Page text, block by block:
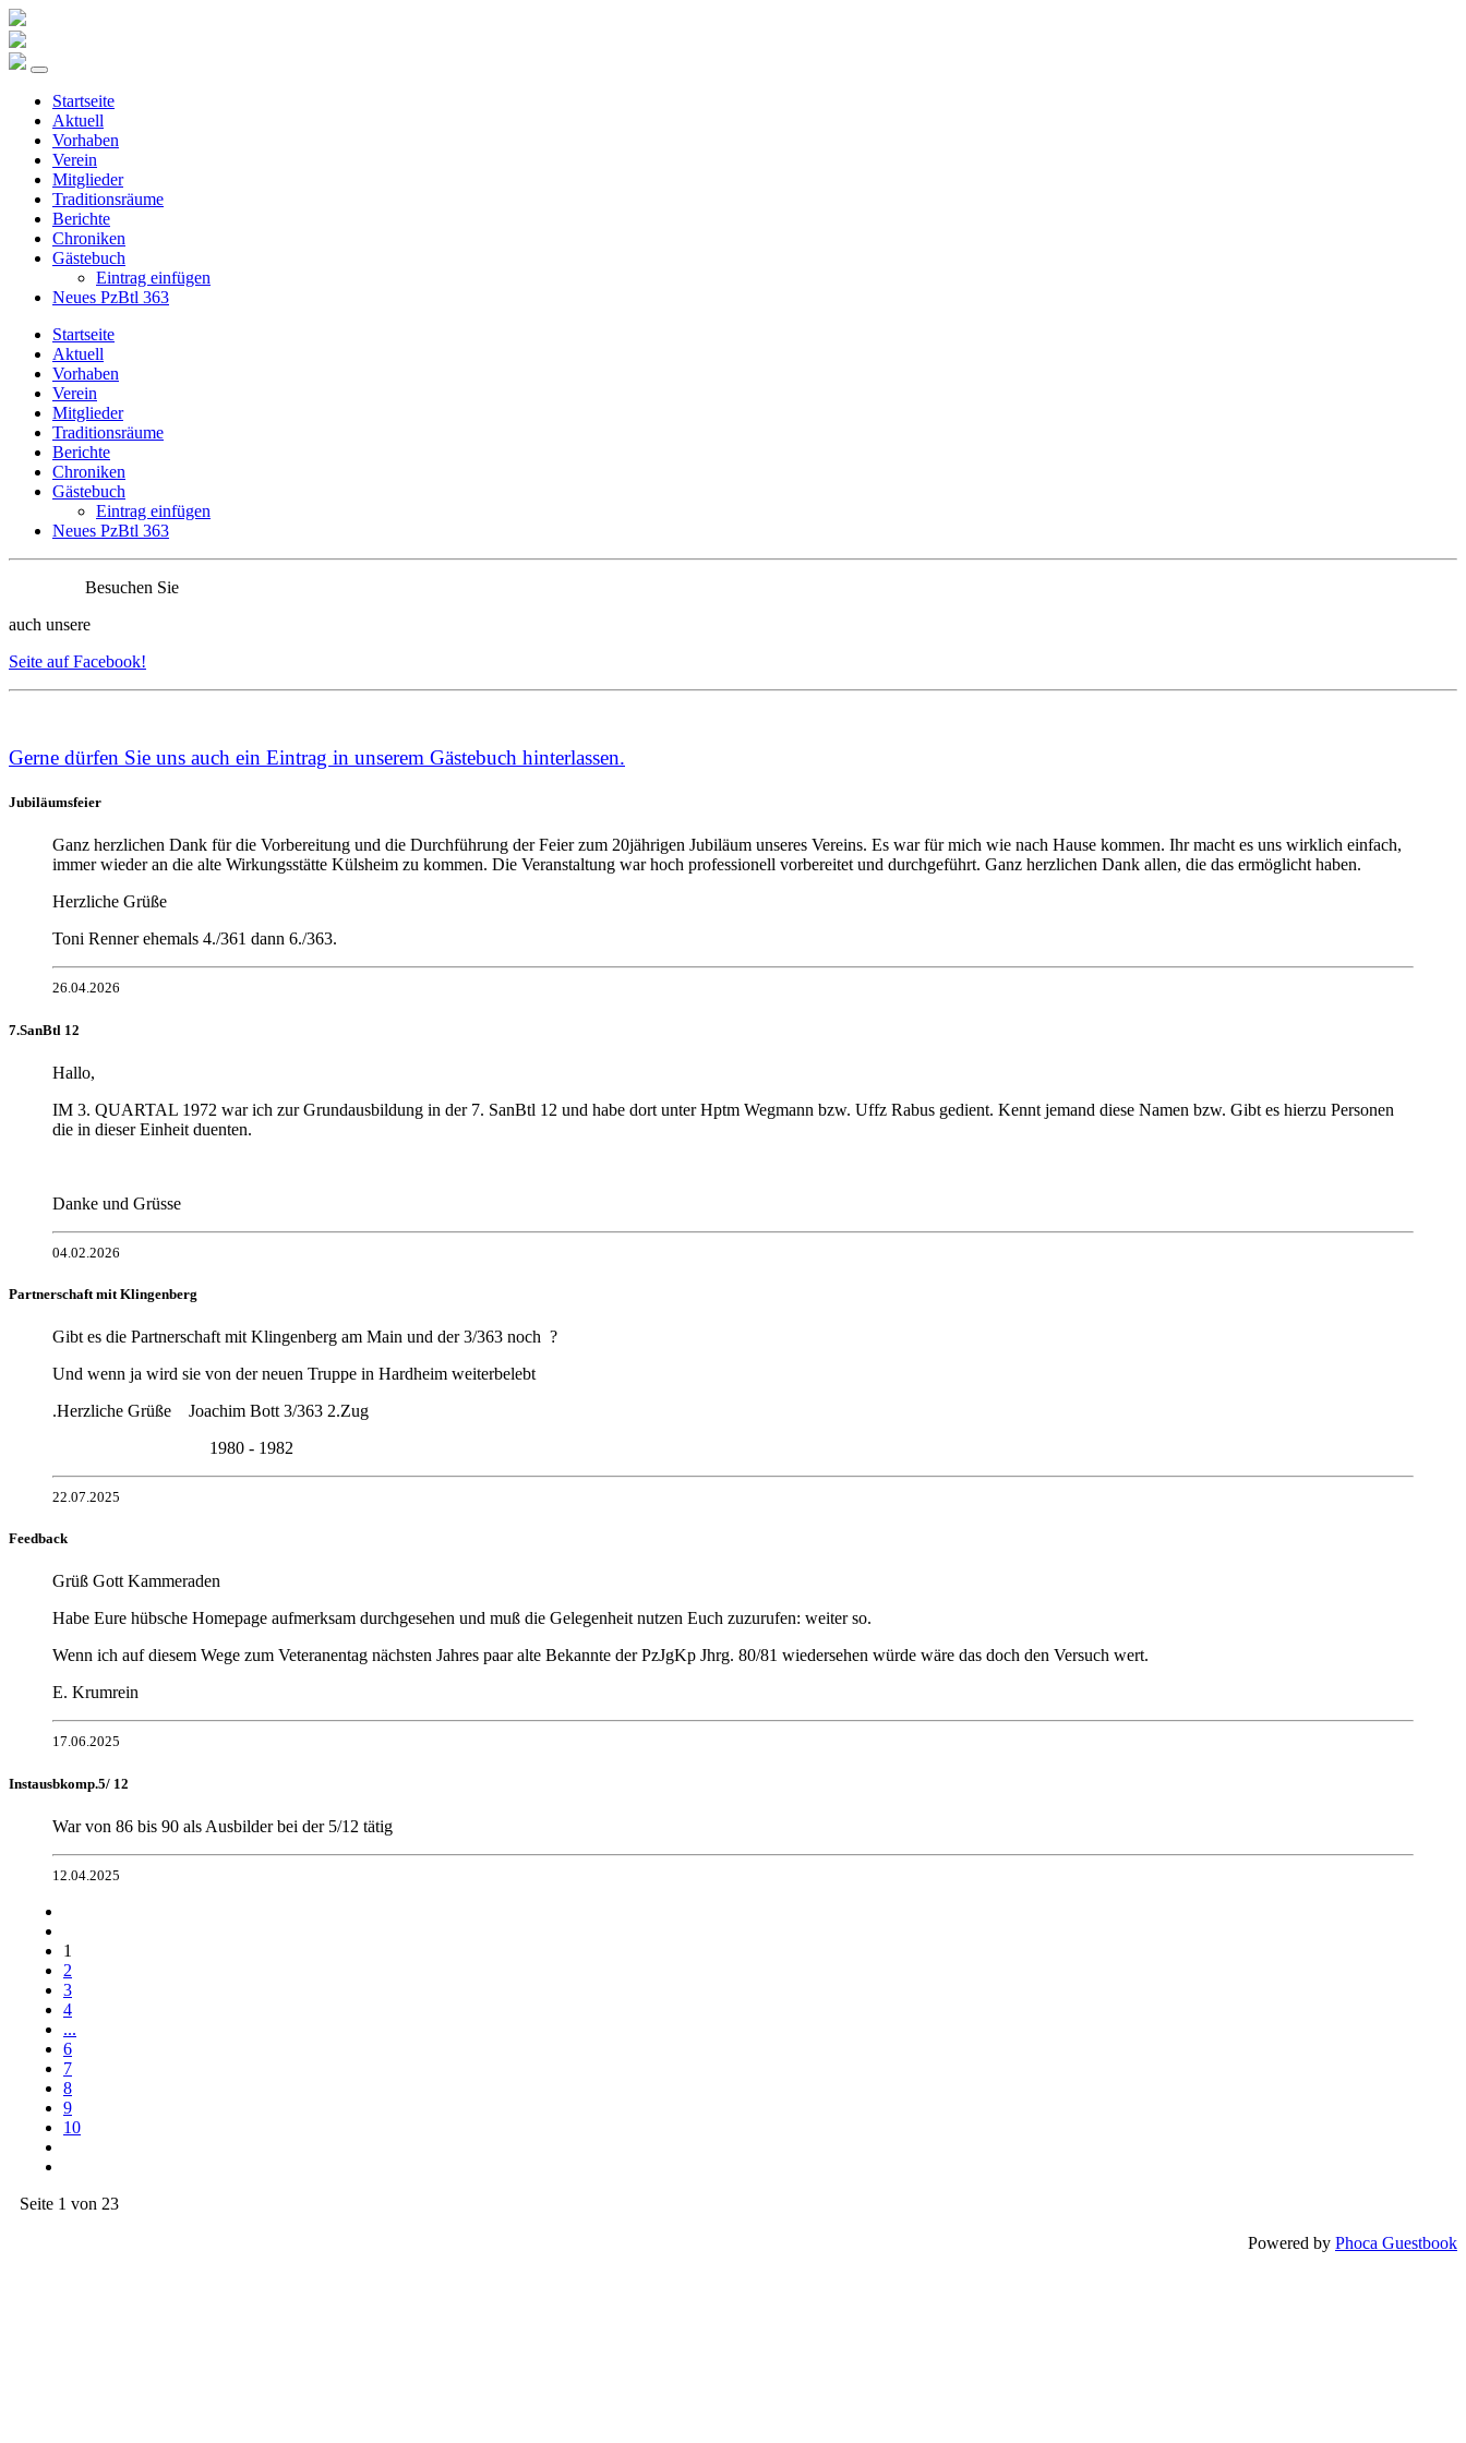
Startseite
Aktuell
Vorhaben
Verein
Mitglieder
Traditionsräume
Berichte
Chroniken
Gästebuch
Eintrag einfügen
Neues PzBtl 363
Startseite
Aktuell
Vorhaben
Verein
Mitglieder
Traditionsräume
Berichte
Chroniken
Gästebuch
Eintrag einfügen
Neues PzBtl 363
Besuchen Sie
auch unsere
Seite auf Facebook!
Gerne dürfen Sie uns auch ein Eintrag in unserem Gästebuch hinterlassen.
Jubiläumsfeier
Ganz herzlichen Dank für die Vorbereitung und die Durchführung der Feier zum 20jährigen Jubiläum unseres Vereins. Es war für mich wie nach Hause kommen. Ihr macht es uns wirklich einfach,
immer wieder an die alte Wirkungsstätte Külsheim zu kommen. Die Veranstaltung war hoch professionell vorbereitet und durchgeführt. Ganz herzlichen Dank allen, die das ermöglicht haben.
Herzliche Grüße
Toni Renner ehemals 4./361 dann 6./363.
26.04.2026
7.SanBtl 12
Hallo,
IM 3. QUARTAL 1972 war ich zur Grundausbildung in der 7. SanBtl 12 und habe dort unter Hptm Wegmann bzw. Uffz Rabus gedient. Kennt jemand diese Namen bzw. Gibt es hierzu Personen
die in dieser Einheit duenten.
Danke und Grüsse
04.02.2026
Partnerschaft mit Klingenberg
Gibt es die Partnerschaft mit Klingenberg am Main und der 3/363 noch ?
Und wenn ja wird sie von der neuen Truppe in Hardheim weiterbelebt
.Herzliche Grüße Joachim Bott 3/363 2.Zug
1980 - 1982
22.07.2025
Feedback
Grüß Gott Kammeraden
Habe Eure hübsche Homepage aufmerksam durchgesehen und muß die Gelegenheit nutzen Euch zuzurufen: weiter so.
Wenn ich auf diesem Wege zum Veteranentag nächsten Jahres paar alte Bekannte der PzJgKp Jhrg. 80/81 wiedersehen würde wäre das doch den Versuch wert.
E. Krumrein
17.06.2025
Instausbkomp.5/ 12
War von 86 bis 90 als Ausbilder bei der 5/12 tätig
12.04.2025
1
2
3
4
...
6
7
8
9
10
Seite 1 von 23
Powered by Phoca Guestbook